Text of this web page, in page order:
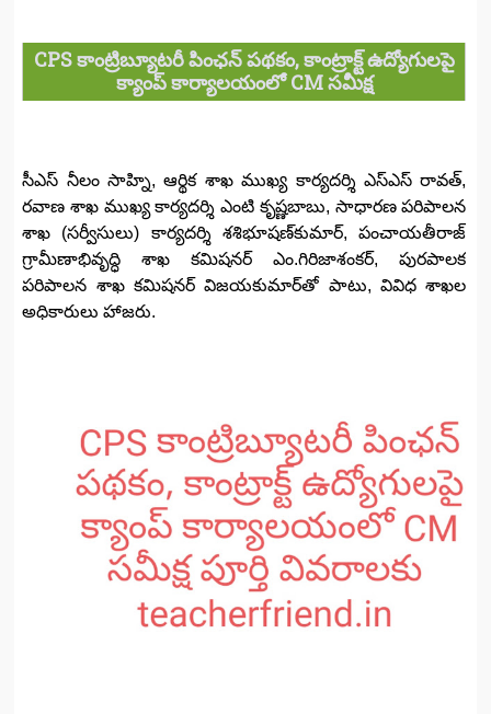
CPS కాంట్రిబ్యూటరీ పింఛన్‌ పథకం, కాంట్రాక్ట్‌ ఉద్యోగులపై
క్యాంప్‌ కార్యాలయంలో‌ CM సమీక్ష
సీఎస్‌ నీలం సాహ్ని, ఆర్థిక శాఖ ముఖ్య కార్యదర్శి ఎస్‌ఎస్‌ రావత్,
రవాణ శాఖ ముఖ్య కార్యదర్శి ఎంటి కృష్ణబాబు, సాధారణ పరిపాలన
శాఖ (సర్వీసులు) కార్యదర్శి శశిభూషణ్‌కుమార్, పంచాయతీరాజ్‌
గ్రామీణాభివృద్ధి శాఖ కమిషనర్‌ ఎం.గిరిజాశంకర్, పురపాలక
పరిపాలన శాఖ కమిషనర్‌ విజయకుమార్‌తో పాటు, వివిధ శాఖల
అధికారులు హాజరు.